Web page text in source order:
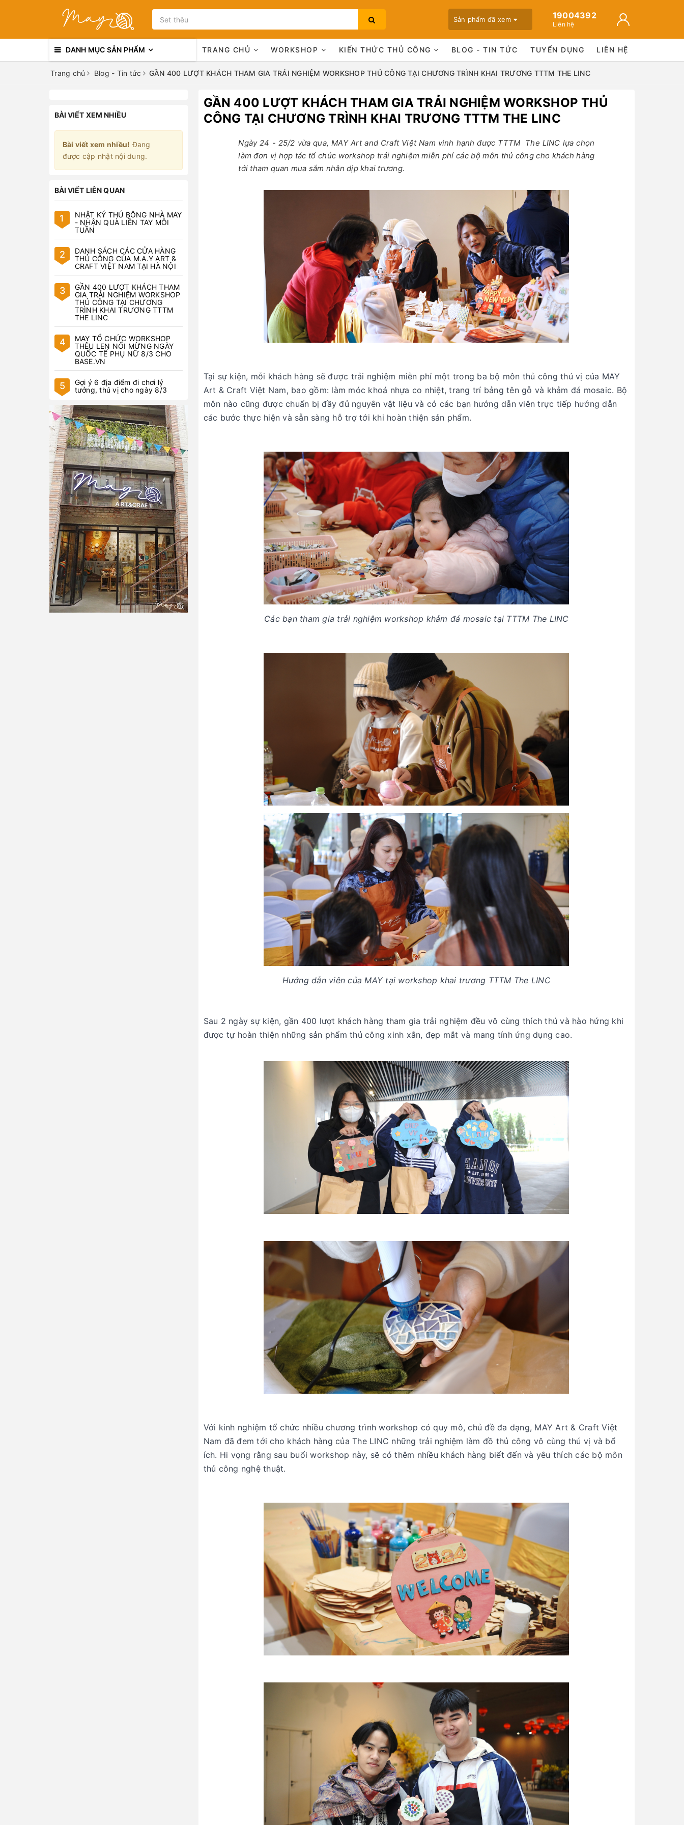
Sản phẩm đã xem
Bạn chưa xem sản phẩm nào
19004392
Liên hệ
DANH MỤC SẢN PHẨM TRANG CHỦ WORKSHOP KIẾN THỨC THỦ CÔNG BLOG - TIN TỨC TUYỂN DỤNG LIÊN HỆ
Trang chủ Blog - Tin tức GẦN 400 LƯỢT KHÁCH THAM GIA TRẢI NGHIỆM WORKSHOP THỦ CÔNG TẠI CHƯƠNG TRÌNH KHAI TRƯƠNG TTTM THE LINC
GẦN 400 LƯỢT KHÁCH THAM GIA TRẢI NGHIỆM WORKSHOP THỦ
CÔNG TẠI CHƯƠNG TRÌNH KHAI TRƯƠNG TTTM THE LINC
Ngày 24 - 25/2 vừa qua, MAY Art and Craft Việt Nam vinh hạnh được TTTM The LINC lựa chọn
làm đơn vị hợp tác tổ chức workshop trải nghiệm miễn phí các bộ môn thủ công cho khách hàng
tới tham quan mua sắm nhân dịp khai trương.
Tại sự kiện, mỗi khách hàng sẽ được trải nghiệm miễn phí một trong ba bộ môn thủ công thú vị của MAY
Art & Craft Việt Nam, bao gồm: làm móc khoá nhựa co nhiệt, trang trí bảng tên gỗ và khảm đá mosaic. Bộ
môn nào cũng được chuẩn bị đầy đủ nguyên vật liệu và có các bạn hướng dẫn viên trực tiếp hướng dẫn
các bước thực hiện và sẵn sàng hỗ trợ tới khi hoàn thiện sản phẩm.
Các bạn tham gia trải nghiệm workshop khảm đá mosaic tại TTTM The LINC
Hướng dẫn viên của MAY tại workshop khai trương TTTM The LINC
Sau 2 ngày sự kiện, gần 400 lượt khách hàng tham gia trải nghiệm đều vô cùng thích thú và hào hứng khi
được tự hoàn thiện những sản phẩm thủ công xinh xắn, đẹp mắt và mang tính ứng dụng cao.
Với kinh nghiệm tổ chức nhiều chương trình workshop có quy mô, chủ đề đa dạng, MAY Art & Craft Việt
Nam đã đem tới cho khách hàng của The LINC những trải nghiệm làm đồ thủ công vô cùng thú vị và bổ
ích. Hi vọng rằng sau buổi workshop này, sẽ có thêm nhiều khách hàng biết đến và yêu thích các bộ môn
thủ công nghệ thuật.
BÀI VIẾT XEM NHIỀU
Bài viết xem nhiều! Đang
được cập nhật nội dung.
BÀI VIẾT LIÊN QUAN
1
NHẬT KÝ THÚ BÔNG NHÀ MAY
- NHẬN QUÀ LIỀN TAY MỖI
TUẦN
2
DANH SÁCH CÁC CỬA HÀNG
THỦ CÔNG CỦA M.A.Y ART &
CRAFT VIỆT NAM TẠI HÀ NỘI
3
GẦN 400 LƯỢT KHÁCH THAM
GIA TRẢI NGHIỆM WORKSHOP
THỦ CÔNG TẠI CHƯƠNG
TRÌNH KHAI TRƯƠNG TTTM
THE LINC
4
MAY TỔ CHỨC WORKSHOP
THÊU LEN NỔI MỪNG NGÀY
QUỐC TẾ PHỤ NỮ 8/3 CHO
BASE.VN
5
Gợi ý 6 địa điểm đi chơi lý
tưởng, thú vị cho ngày 8/3